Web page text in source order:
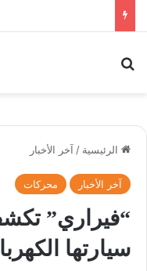
الرئيسية / آخر الأخبار
آخر الأخبار محركات
“فيراري”
سيارتها